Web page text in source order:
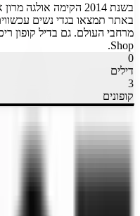
בשנת 2014 הקימה
באתר תמצאו בגדי נשים
Shop.
0
דילים
3
קופונים